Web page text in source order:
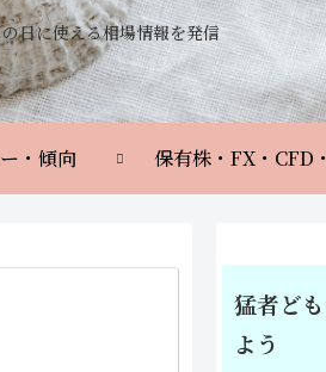
日に使える相場情報を発信
・傾向 保有株・FX・CFD
猛者ど
よう